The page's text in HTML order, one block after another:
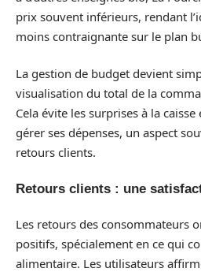
prix souvent inférieurs, rendant
moins contraignante sur le plan
La gestion de budget devient
visualisation du total de la
Cela évite les surprises à la
gérer ses dépenses, un aspect
retours clients.
Retours clients : une
Les retours des consommateurs
positifs, spécialement en ce qui
alimentaire. Les utilisateurs